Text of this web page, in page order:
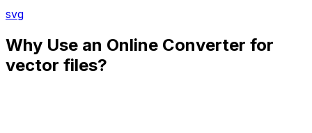
svg
Why Use an Online Converter for
vector files?